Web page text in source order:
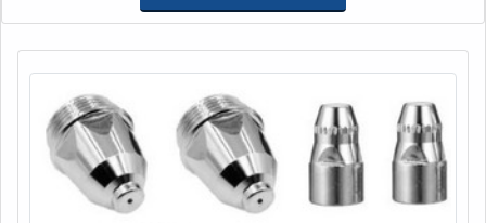
possível encontrar torno cnc universal e aparelho medidor